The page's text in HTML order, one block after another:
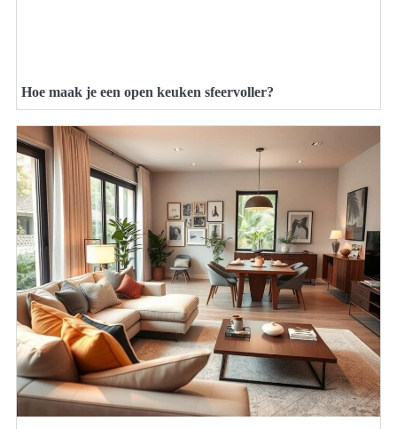
Hoe maak je een open keuken sfeervoller?